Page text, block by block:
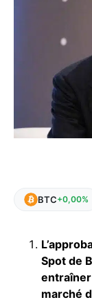
BTC+0,00%
Spot de
marché